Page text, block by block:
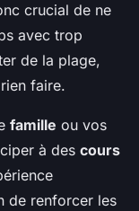
crucial de ne
avec trop
de la plage,
faire.
famille ou vos
à des cours
de renforcer les